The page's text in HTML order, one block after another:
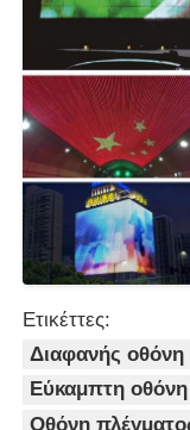
Ετικέττες:
Διαφανής
Εύκαμπτη
Οθόνη